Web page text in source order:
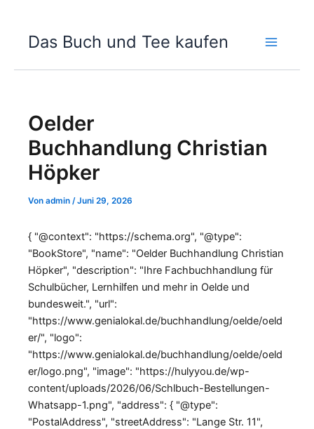
InhaltDas Buch und Tee kaufen
Oelder
Buchhandlung Christian
Höpker
Von admin /Juni 29, 2026
{ "@context": "https://schema.org", "@type":
"BookStore", "name": "Oelder Buchhandlung Christian
Höpker", "description": "Ihre Fachbuchhandlung für
Schulbücher, Lernhilfen und mehr in Oelde und
bundesweit.", "url":
"https://www.genialokal.de/buchhandlung/oelde/oeld
er/", "logo":
"https://www.genialokal.de/buchhandlung/oelde/oeld
er/logo.png", "image": "https://hulyyou.de/wp-
content/uploads/2026/06/Schlbuch-Bestellungen-
Whatsapp-1.png", "address": { "@type":
"PostalAddress", "streetAddress": "Lange Str. 11",